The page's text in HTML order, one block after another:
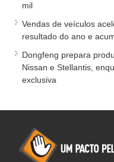
mil
Vendas de veículos
resultado do ano e
Dongfeng prepara
Nissan e Stellantis,
exclusiva